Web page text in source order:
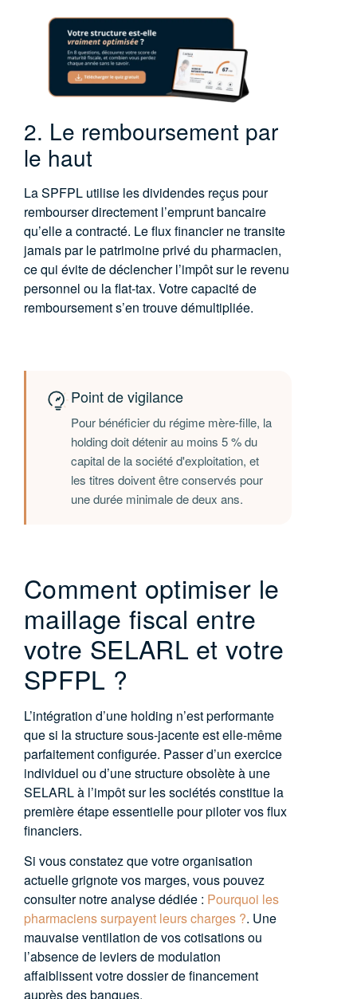
2. Le remboursement par
le haut
La SPFPL utilise les dividendes reçus pour
rembourser directement l’emprunt bancaire
qu’elle a contracté. Le flux financier ne transite
jamais par le patrimoine privé du pharmacien,
ce qui évite de déclencher l’impôt sur le revenu
personnel ou la flat-tax. Votre capacité de
remboursement s’en trouve démultipliée.
Point de vigilance
Pour bénéficier du régime mère-fille, la
holding doit détenir au moins 5 % du
capital de la société d'exploitation, et
les titres doivent être conservés pour
une durée minimale de deux ans.
Comment optimiser le
maillage fiscal entre
votre SELARL et votre
SPFPL ?
L’intégration d’une holding n’est performante
que si la structure sous-jacente est elle-même
parfaitement configurée. Passer d’un exercice
individuel ou d’une structure obsolète à une
SELARL à l’impôt sur les sociétés constitue la
première étape essentielle pour piloter vos flux
financiers.
Si vous constatez que votre organisation
actuelle grignote vos marges, vous pouvez
consulter notre analyse dédiée : Pourquoi les
pharmaciens surpayent leurs charges ?. Une
mauvaise ventilation de vos cotisations ou
l’absence de leviers de modulation
affaiblissent votre dossier de financement
auprès des banques.